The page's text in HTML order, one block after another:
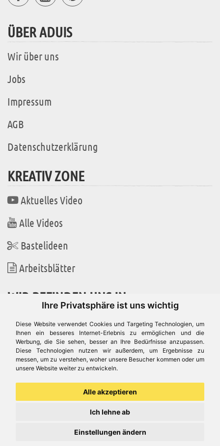
Ihre Privatsphäre ist uns wichtig
Diese Website verwendet Cookies und Targeting Technologien, um
Ihnen ein besseres Internet-Erlebnis zu ermöglichen und die
Werbung, die Sie sehen, besser an Ihre Bedürfnisse anzupassen.
Diese Technologien nutzen wir außerdem, um Ergebnisse zu
messen, um zu verstehen, woher unsere Besucher kommen oder um
unsere Website weiter zu entwickeln.
Alle akzeptieren
Ich lehne ab
Einstellungen ändern
ÜBER ADUIS
Wir über uns
Jobs
Impressum
AGB
Datenschutzerklärung
KREATIV ZONE
Aktuelles Video
Alle Videos
Bastelideen
Arbeitsblätter
WIR BEFINDEN UNS IN
Es gibt uns auch in
© Aduis 1996 - 2026